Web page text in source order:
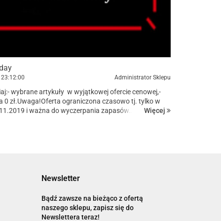
23:12:00 Administrator Sklepu
wybrane artykuły w wyjątkowej ofercie cenowej,-
0 zł.Uwaga!Oferta ograniczona czasowo tj. tylko w
i ważna do wyczerpania zapasów.Zapraszamy
Więcej
Newsletter
Bądź zawsze na bieżąco z ofertą
naszego sklepu, zapisz się do
Newslettera teraz!